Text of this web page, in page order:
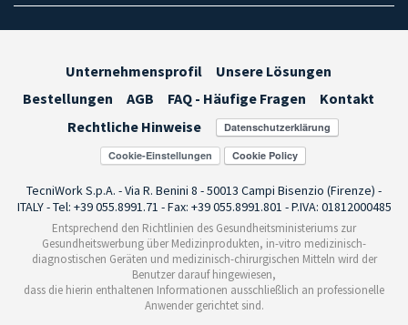
Unternehmensprofil
Unsere Lösungen
Bestellungen
AGB FAQ - Häufige Fragen
Kontakt
Rechtliche Hinweise
Cookie-Einstellungen
TecniWork S.p.A. - Via R. Benini 8 - 50013 Campi Bisenzio (Firenze) -
ITALY - Tel: +39 055.8991.71 - Fax: +39 055.8991.801 - P.IVA: 01812000485
Entsprechend den Richtlinien des Gesundheitsministeriums zur
Gesundheitswerbung über Medizinprodukten, in-vitro medizinisch-
diagnostischen Geräten und medizinisch-chirurgischen Mitteln wird der
Benutzer darauf hingewiesen,
dass die hierin enthaltenen Informationen ausschließlich an professionelle
Anwender gerichtet sind.